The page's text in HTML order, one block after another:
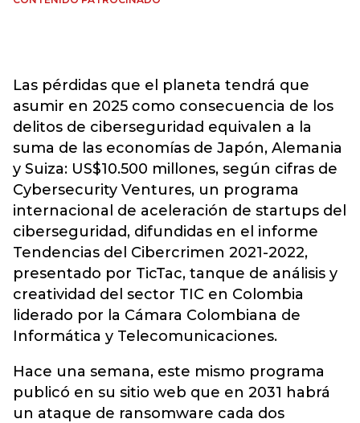
Las pérdidas que el planeta tendrá que
asumir en 2025 como consecuencia de los
delitos de ciberseguridad equivalen a la
suma de las economías de Japón, Alemania
y Suiza: US$10.500 millones, según cifras de
Cybersecurity Ventures, un programa
internacional de aceleración de startups del
ciberseguridad, difundidas en el informe
Tendencias del Cibercrimen 2021-2022,
presentado por TicTac, tanque de análisis y
creatividad del sector TIC en Colombia
liderado por la Cámara Colombiana de
Informática y Telecomunicaciones.
Hace una semana, este mismo programa
publicó en su sitio web que en 2031 habrá
un ataque de ransomware cada dos